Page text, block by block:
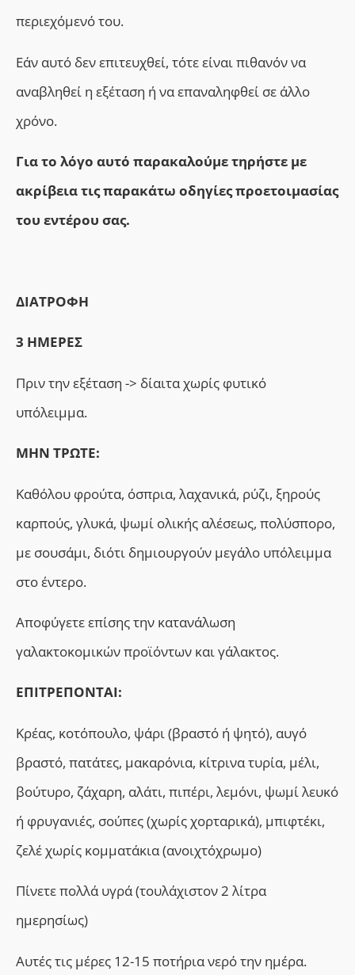
περιεχόμενό του.
Εάν αυτό δεν επιτευχθεί, τότε είναι πιθανόν να
αναβληθεί η εξέταση ή να επαναληφθεί σε άλλο
χρόνο.
Για το λόγο αυτό παρακαλούμε τηρήστε με
ακρίβεια τις παρακάτω οδηγίες προετοιμασίας
του εντέρου σας.
ΔΙΑΤΡΟΦΗ
3 ΗΜΕΡΕΣ
Πριν την εξέταση -> δίαιτα χωρίς φυτικό
υπόλειμμα.
ΜΗΝ ΤΡΩΤΕ:
Καθόλου φρούτα, όσπρια, λαχανικά, ρύζι, ξηρούς
καρπούς, γλυκά, ψωμί ολικής αλέσεως, πολύσπορο,
με σουσάμι, διότι δημιουργούν μεγάλο υπόλειμμα
στο έντερο.
Αποφύγετε επίσης την κατανάλωση
γαλακτοκομικών προϊόντων και γάλακτος.
ΕΠΙΤΡΕΠΟΝΤΑΙ:
Κρέας, κοτόπουλο, ψάρι (βραστό ή ψητό), αυγό
βραστό, πατάτες, μακαρόνια, κίτρινα τυρία, μέλι,
βούτυρο, ζάχαρη, αλάτι, πιπέρι, λεμόνι, ψωμί λευκό
ή φρυγανιές, σούπες (χωρίς χορταρικά), μπιφτέκι,
ζελέ χωρίς κομματάκια (ανοιχτόχρωμο)
Πίνετε πολλά υγρά (τουλάχιστον 2 λίτρα
ημερησίως)
Αυτές τις μέρες 12-15 ποτήρια νερό την ημέρα.